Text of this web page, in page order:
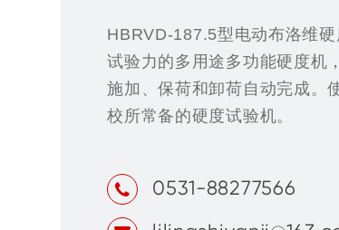
HBRVD-187.5型电动布洛维
试验力的多用途多功能硬度机
施加、保荷和卸荷自动完成。
校所常备的硬度试验机。
0531-88277566